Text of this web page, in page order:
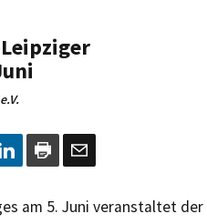
am 5. Juni veranstaltet der